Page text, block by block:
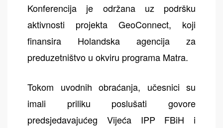
Konferencija je održana uz podršku
aktivnosti projekta GeoConnect, koji
finansira Holandska agencija za
preduzetništvo u okviru programa Matra.
Tokom uvodnih obraćanja, učesnici su
imali priliku poslušati govore
predsjedavajućeg Vijeća IPP FBiH i